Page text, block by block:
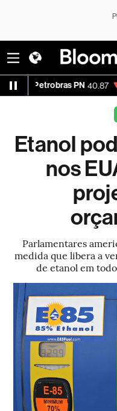
PN 40.87 -2.99%
Etanol
nos
Parlamentares
medida que libera a
de etanol em